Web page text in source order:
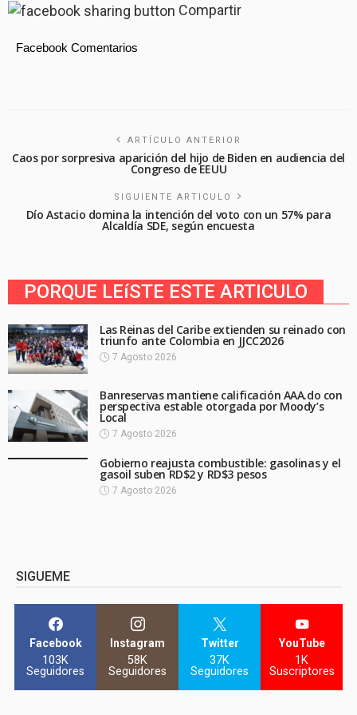
Compartir
Facebook Comentarios
ARTÍCULO ANTERIOR
Caos por sorpresiva aparición del hijo de Biden en audiencia del
Congreso de EEUU
SIGUIENTE ARTICULO
Dío Astacio domina la intención del voto con un 57% para
Alcaldía SDE, según encuesta
PORQUE LEíSTE ESTE ARTICULO
Las Reinas del Caribe extienden su reinado con
triunfo ante Colombia en JJCC2026
7 Agosto 2026
Banreservas mantiene calificación AAA.do con
perspectiva estable otorgada por Moody’s
Local
7 Agosto 2026
Gobierno reajusta combustible: gasolinas y el
gasoil suben RD$2 y RD$3 pesos
7 Agosto 2026
SIGUEME
Facebook
103K
Seguidores
Instagram
58K
Seguidores
Twitter
37K
Seguidores
YouTube
1K
Suscriptores